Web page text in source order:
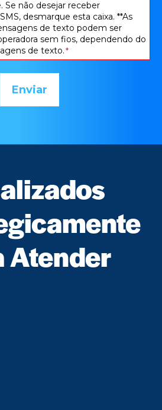
Se não desejar receber
desmarque esta caixa. **As
de texto podem ser
sem fios, dependendo do
de texto.*
Atender